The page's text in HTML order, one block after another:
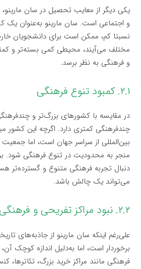
یکی دیگر از معایب تحصیل در سان
و اجتماعی است. سان مارینو به‌عنوان
نسبتا کم، ممکن است برای دانشجویان
مختلف می‌آیند، محیطی کمی بسته‌تر و
و فرهنگی به نظر برسد.
۲.۱. کمبود تنوع فرهنگی
در مقایسه با کشورهای بزرگ‌تر و
چندفرهنگی کمتری دارد. اگرچه این کشور
بین‌المللی از سراسر جهان است، اما
منجر به محدودیت در تنوع فرهنگی شود.
دنبال تجربه فرهنگی متنوع و گسترده‌تر
می‌تواند یک چالش باشد.
۲.۲. نبود مراکز تفریحی و فرهنگی متنوع
علی‌رغم اینکه سان مارینو از جاذبه‌های
برخوردار است، اما به‌دلیل اندازه کوچک
فرهنگی مانند مراکز خرید بزرگ، تئاترها،